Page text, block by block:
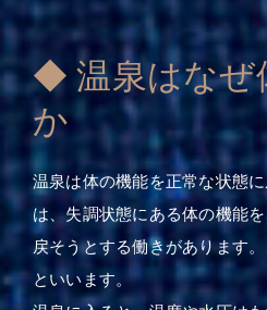
◆ 温泉はなぜ
か
温泉は体の機能を正常な状態
は、失調状態にある体の機能
戻そうとする働きがあります
といいます。